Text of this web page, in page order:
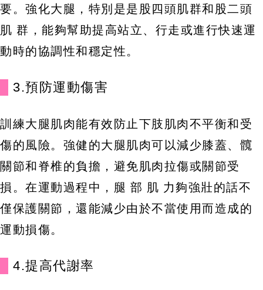
要。強化大腿，特別是是股四頭肌群和股二頭
肌 群，能夠幫助提高站立、行走或進行快速運
動時的協調性和穩定性。
3.預防運動傷害
訓練大腿肌肉能有效防止下肢肌肉不平衡和受
傷的風險。強健的大腿肌肉可以減少膝蓋、髖
關節和脊椎的負擔，避免肌肉拉傷或關節受
損。在運動過程中，腿 部 肌 力夠強壯的話不
僅保護關節，還能減少由於不當使用而造成的
運動損傷。
4.提高代謝率